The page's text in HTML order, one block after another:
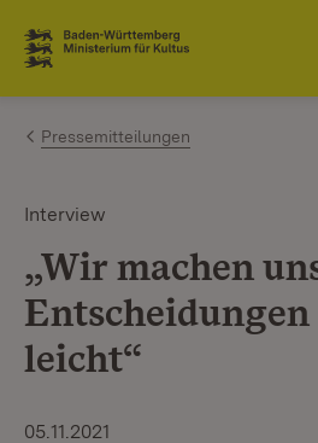
Zum Inhalt springen
Link zur Startseite
Pressemitteilungen
Interview
„Wir machen
leicht“
05.11.2021